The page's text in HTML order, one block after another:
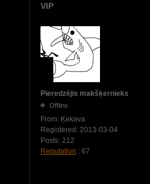
VIP
Pieredzējis makšķernieks
Offline
From: Ķekava
Registered: 2013-03-04
Posts: 212
Reputation : 67